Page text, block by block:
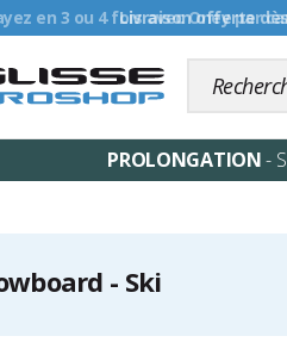
Livraison offerte
PROLONGATION-
- Ski